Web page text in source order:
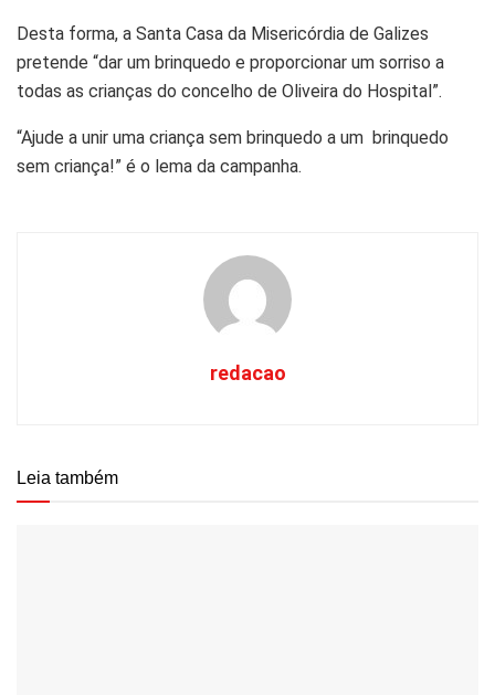
Desta forma, a Santa Casa da Misericórdia de Galizes
pretende “dar um brinquedo e proporcionar um sorriso a
todas as crianças do concelho de Oliveira do Hospital”.
“Ajude a unir uma criança sem brinquedo a um brinquedo
sem criança!” é o lema da campanha.
redacao
Leia também